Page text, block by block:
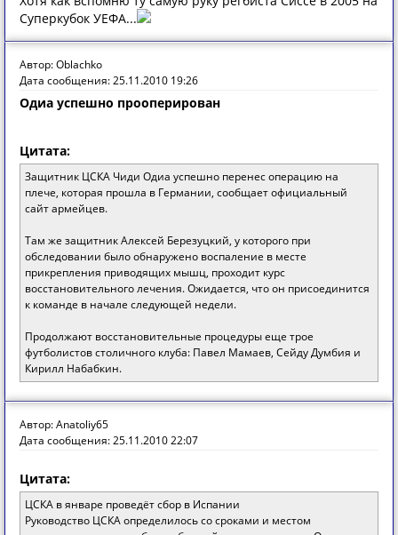
Суперкубок УЕФА...
Автор: Oblachko
Дата сообщения: 25.11.2010 19:26
Одиа успешно прооперирован
Цитата:
Защитник ЦСКА Чиди Одиа успешно перенес операцию на
плече, которая прошла в Германии, сообщает официальный
сайт армейцев.
Там же защитник Алексей Березуцкий, у которого при
обследовании было обнаружено воспаление в месте
прикрепления приводящих мышц, проходит курс
восстановительного лечения. Ожидается, что он присоединится
к команде в начале следующей недели.
Продолжают восстановительные процедуры еще трое
футболистов столичного клуба: Павел Мамаев, Сейду Думбия и
Кирилл Набабкин.
Автор: Anatoliy65
Дата сообщения: 25.11.2010 22:07
Цитата:
ЦСКА в январе проведёт сбор в Испании
Руководство ЦСКА определилось со сроками и местом